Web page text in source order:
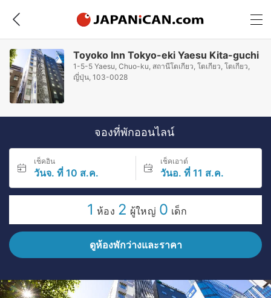
Toyoko Inn Tokyo-eki Yaesu Kita-guchi
1-5-5 Yaesu, Chuo-ku, สถานีโตเกียว, โตเกียว, โตเกียว,
ญี่ปุ่น, 103-0028
จองที่พักออนไลน์
เช็คอิน
วันจ. ที่ 10 ส.ค.
เช็คเอาต์
วันอ. ที่ 11 ส.ค.
1 ห้อง 2 ผู้ใหญ่ 0 เด็ก
ดูห้องพักว่างและราคา